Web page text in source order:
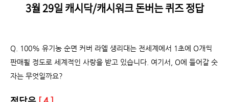
3월 29일 캐시닥/캐시워크 돈버는 퀴즈 정답
Q. 100% 유기농 순면 커버 라엘 생리대는 전세계에서 1초에 O개씩
판매될 정도로 세계적인 사랑을 받고 있습니다. 여기서, O에 들어갈 숫
자는 무엇일까요?